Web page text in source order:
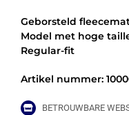
Geborsteld
Model met hoge
Regular-fit
Artikel nummer:
BETROUWBARE